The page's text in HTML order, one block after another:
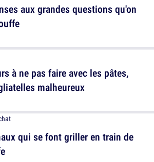
aux grandes questions qu'on
qui se font griller en train de
à ne pas faire avec les pâtes,
malheureux